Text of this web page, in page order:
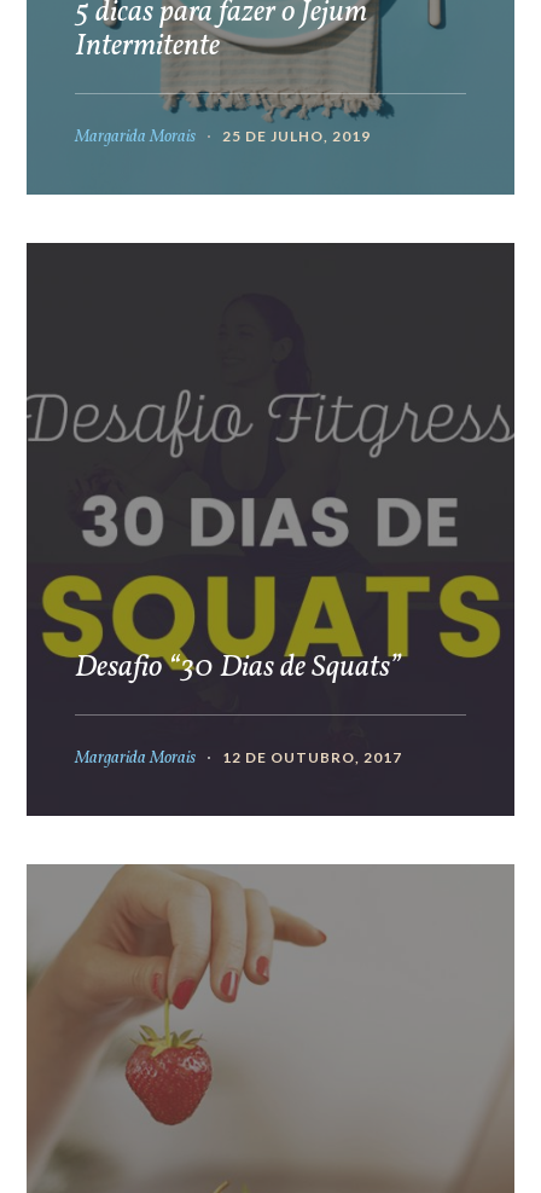
5 dicas para fazer o Jejum
Intermitente
Margarida Morais 25 DE JULHO, 2019
Desafio “30 Dias de Squats”
Margarida Morais 12 DE OUTUBRO, 2017